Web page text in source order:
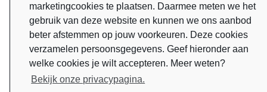
marketingcookies te plaatsen. Daarmee meten we het
gebruik van deze website en kunnen we ons aanbod
beter afstemmen op jouw voorkeuren. Deze cookies
verzamelen persoonsgegevens. Geef hieronder aan
welke cookies je wilt accepteren. Meer weten?
Bekijk onze privacypagina.